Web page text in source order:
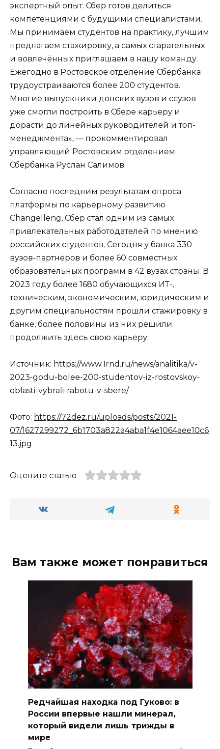
экспертный опыт. Сбер готов делиться
компетенциями с будущими специалистами.
Мы принимаем студентов на практику, лучшим
предлагаем стажировку, а самых старательных
и вовлечённых приглашаем в нашу команду.
Ежегодно в Ростовское отделение Сбербанка
трудоустраиваются более 200 студентов.
Многие выпускники донских вузов и ссузов
уже смогли построить в Сбере карьеру и
дорасти до линейных руководителей и топ-
менеджмента», — прокомментировал
управляющий Ростовским отделением
Сбербанка Руслан Салимов.
Согласно последним результатам опроса
платформы по карьерному развитию
Changelleng, Сбер стал одним из самых
привлекательных работодателей по мнению
российских студентов. Сегодня у банка 330
вузов-партнёров и более 60 совместных
образовательных программ в 42 вузах страны. В
2023 году более 1680 обучающихся ИТ-,
техническим, экономическим, юридическим и
другим специальностям прошли стажировку в
банке, более половины из них решили
продолжить здесь свою карьеру.
Источник: https://www.1rnd.ru/news/analitika/v-
2023-godu-bolee-200-studentov-iz-rostovskoy-
oblasti-vybrali-rabotu-v-sbere/
Фото: https://72dez.ru/uploads/posts/2021-
07/1627299272_6b1703a822a4aba1f4e1064aee10c6
13.jpg
Оцените статью
Вам также может понравиться
Редчайшая находка под Гуково: в
России впервые нашли минерал,
который видели лишь трижды в
мире